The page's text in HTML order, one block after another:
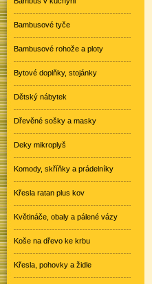
Bambusové tyče
Bambusové rohože a ploty
Bytové doplňky, stojánky
Dětský nábytek
Dřevěné sošky a masky
Deky mikroplyš
Komody, skříňky a prádelníky
Křesla ratan plus kov
Květináče, obaly a pálené vázy
Koše na dřevo ke krbu
Křesla, pohovky a židle